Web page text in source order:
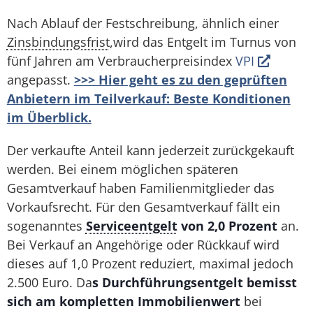
Nach Ablauf der Festschreibung, ähnlich einer
Zinsbindungsfrist,wird das Entgelt im Turnus von
fünf Jahren am Verbraucherpreisindex VPI
angepasst. >>> Hier geht es zu den geprüften
Anbietern im Teilverkauf: Beste Konditionen
im Überblick.
Der verkaufte Anteil kann jederzeit zurückgekauft
werden. Bei einem möglichen späteren
Gesamtverkauf haben Familienmitglieder das
Vorkaufsrecht. Für den Gesamtverkauf fällt ein
sogenanntes Serviceentgeltvon 2,0 Prozentan.
Bei Verkauf an Angehörige oder Rückkauf wird
dieses auf 1,0 Prozent reduziert, maximal jedoch
2.500 Euro. Das Durchführungsentgelt bemisst
sich am kompletten Immobilienwertbei